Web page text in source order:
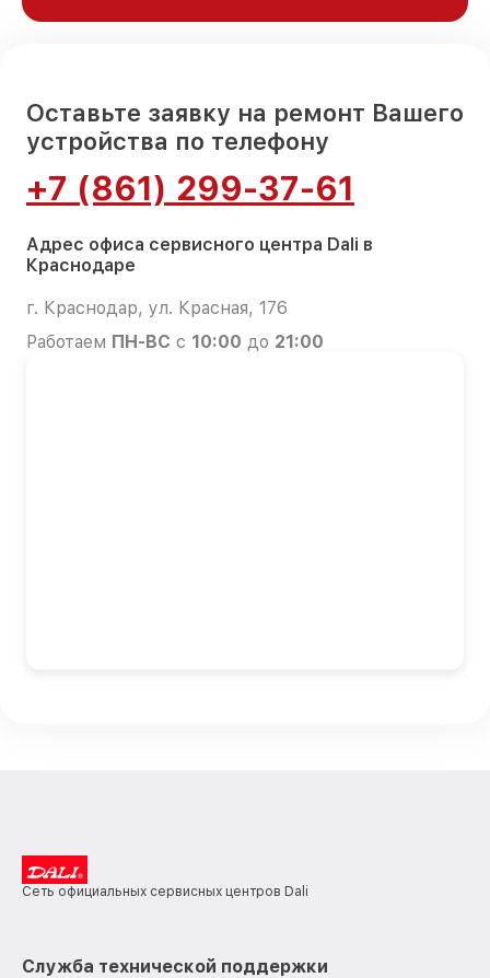
Оставьте заявку на ремонт Вашего
устройства по телефону
+7 (861) 299-37-61
Адрес офиса сервисного центра Dali в
Краснодаре
г. Краснодар, ул. Красная, 176
Работаем ПН-ВС с 10:00 до 21:00
Сеть официальных сервисных центров Dali
Служба технической поддержки